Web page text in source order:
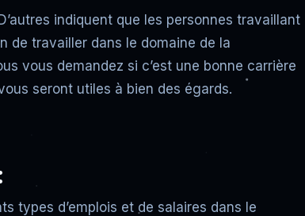
indiquent que les personnes travaillant
de travailler dans le domaine de la
vous demandez si c’est une bonne carrière
seront utiles à bien des égards.
types d’emplois et de salaires dans le